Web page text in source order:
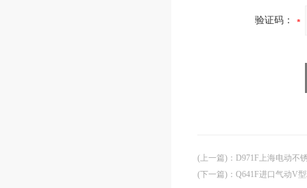
验证码：
(上一篇) ： D971F上海电动不
(下一篇) ： Q641F进口气动V